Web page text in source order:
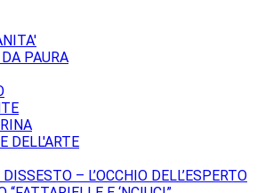
PAURA
DELL'ARTE
– L’OCCHIO DELL’ESPERTO